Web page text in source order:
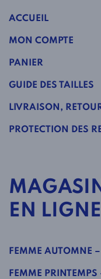
ACCUEIL
MON COMPTE
PANIER
GUIDE DES TAILLES
LIVRAISON,
PROTECTION DES
EN LIGNE
FEMME AUTOMNE
FEMME PRINTEMPS